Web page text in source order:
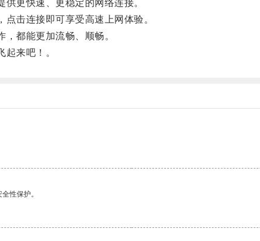
更快速、更稳定的网络连接。
击连接即可享受高速上网体验。
都能更加流畅、顺畅。
来吧！。
性保护。